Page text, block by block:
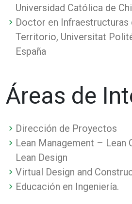
Universidad Católica de
Doctor en Infraestructuras
Territorio, Universitat
España
Áreas de
Dirección de Proyectos
Lean Management – Lean
Lean Design
Virtual Design and
Educación en Ingeniería.